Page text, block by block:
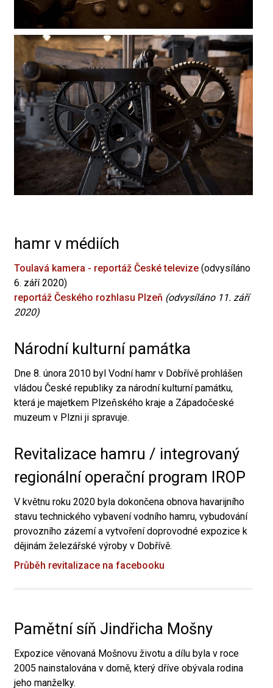
hamr v médiích
Toulavá kamera - reportáž České televize (odvysíláno
6. září 2020)
reportáž Českého rozhlasu Plzeň (odvysíláno 11. září
2020)
Národní kulturní památka
Dne 8. února 2010 byl Vodní hamr v Dobřívě prohlášen
vládou České republiky za národní kulturní památku,
která je majetkem Plzeňského kraje a Západočeské
muzeum v Plzni ji spravuje.
Revitalizace hamru / integrovaný
regionální operační program IROP
V květnu roku 2020 byla dokončena obnova havarijního
stavu technického vybavení vodního hamru, vybudování
provozního zázemí a vytvoření doprovodné expozice k
dějinám železářské výroby v Dobřívě.
Průběh revitalizace na facebooku
Pamětní síň Jindřicha Mošny
Expozice věnovaná Mošnovu životu a dílu byla v roce
2005 nainstalována v domě, který dříve obývala rodina
jeho manželky.